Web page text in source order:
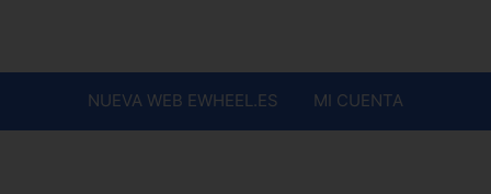
NUEVA WEB EWHEEL.ES MI CUENTA